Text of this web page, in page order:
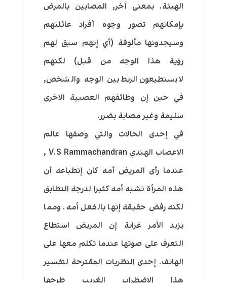
الهيئة. بمعنى أخر, المصابين بالمرض
بإمكانهم تصور وجوه أفراد عائلتهم
وسيجدونها مألوفة (أي إنهم سبق لهم
رؤية هذا الوجه من قبل) لكنهم
لايستطيعون الربط بين الوجه والشخص,
في حين إن وظائفهم العصبية الاخرى
سليمة وغير مصابة بضرر.
في إحدى الحالات والتي وصفها عالم
الاعصاب الهندي V.S Rammachandran ,
عندما رأى المريض أمه كان إنطباعه أن
هذه المرأة تشبه أمه كثيرا لدرجة التطابق
لكنه رفض حقيقة إنها بالفعل أمه. ومما
يزيد الأمر غرابة إن المريض استطاع
التعرف على صوتها عندما تكلم معها على
الهاتف. إحدى النظريات المقترحة لتفسير
هذا الإضطراب الغريب طرحها